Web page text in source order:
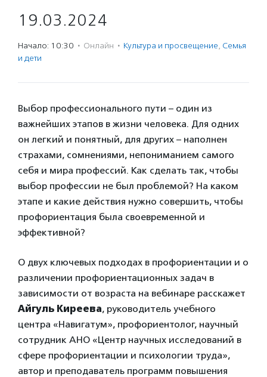
19.03.2024
Начало: 10:30 · Онлайн · Культура и просвещение, Семья
и дети
Выбор профессионального пути – один из
важнейших этапов в жизни человека. Для одних
он легкий и понятный, для других – наполнен
страхами, сомнениями, непониманием самого
себя и мира профессий. Как сделать так, чтобы
выбор профессии не был проблемой? На каком
этапе и какие действия нужно совершить, чтобы
профориентация была своевременной и
эффективной?
О двух ключевых подходах в профориентации и о
различении профориентационных задач в
зависимости от возраста на вебинаре расскажет
Айгуль Киреева, руководитель учебного
центра «Навигатум», профориентолог, научный
сотрудник АНО «Центр научных исследований в
сфере профориентации и психологии труда»,
автор и преподаватель программ повышения